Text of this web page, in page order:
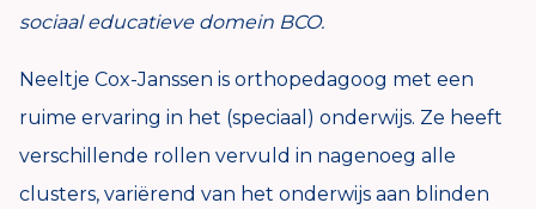
sociaal educatieve domein BCO.
Neeltje Cox-Janssen is orthopedagoog met een
ruime ervaring in het (speciaal) onderwijs. Ze heeft
verschillende rollen vervuld in nagenoeg alle
clusters, variërend van het onderwijs aan blinden